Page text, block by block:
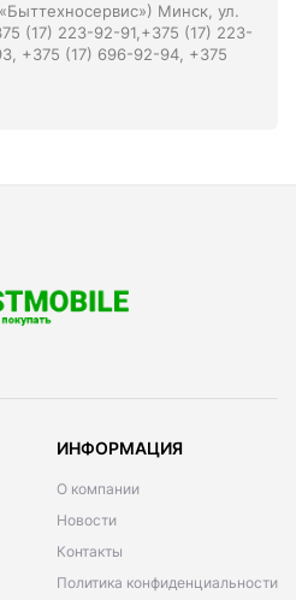
Минск, ул.
(17) 223-92-91,+375 (17) 223-
+375 (17) 696-92-94, +375
ИНФОРМАЦИЯ
О компании
Новости
Контакты
Политика конфиденциальности